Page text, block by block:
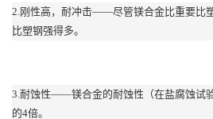
2.刚性高，耐冲击——尽管镁合金比重要比
比塑钢强得多。
3.耐蚀性——镁合金的耐蚀性（在盐腐蚀试
的4倍。